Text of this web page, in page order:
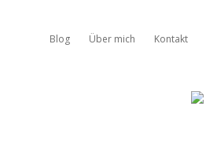
Blog Über mich Kontakt